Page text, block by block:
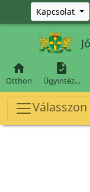
Ugrás a főKapcsolat

Otthon

Ügyintéz…